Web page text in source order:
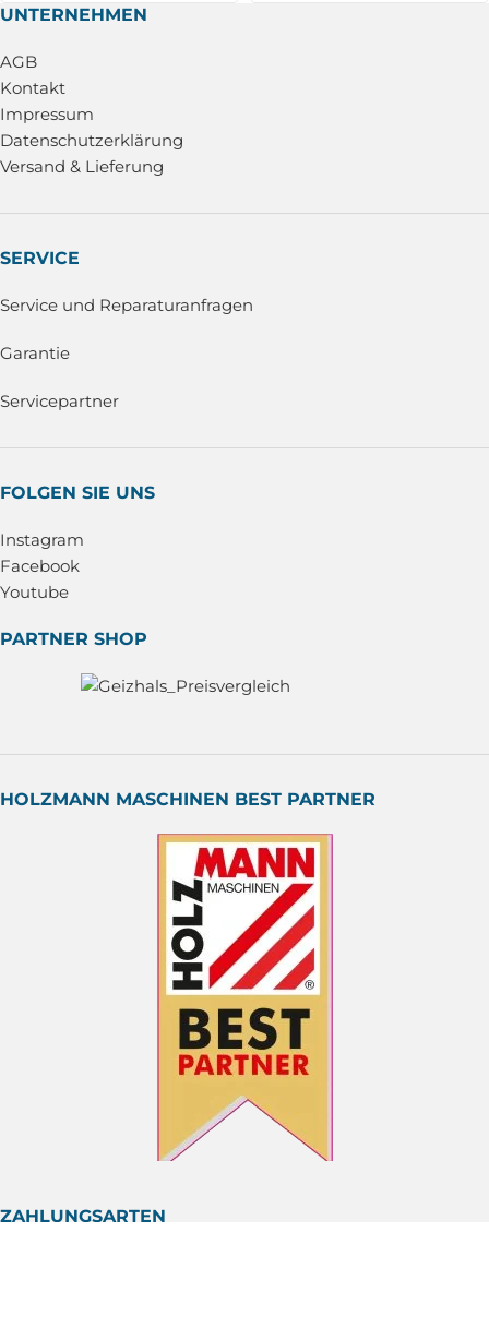
UNTERNEHMEN
AGB
Kontakt
Impressum
Datenschutzerklärung
Versand & Lieferung
SERVICE
Service und Reparaturanfragen
Garantie
Servicepartner
FOLGEN SIE UNS
Instagram
Facebook
Youtube
PARTNER SHOP
HOLZMANN MASCHINEN BEST PARTNER
ZAHLUNGSARTEN